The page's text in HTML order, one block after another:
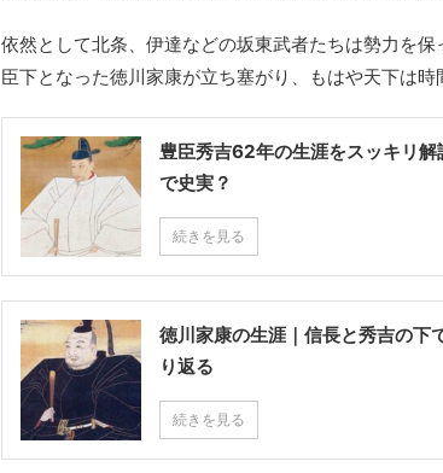
依然として北条、伊達などの坂東武者たちは勢力を
臣下となった徳川家康が立ち塞がり、もはや天下は時
豊臣秀吉62年の生涯をスッキリ
で史実？
続きを見る
徳川家康の生涯｜信長と秀吉の下
り返る
続きを見る